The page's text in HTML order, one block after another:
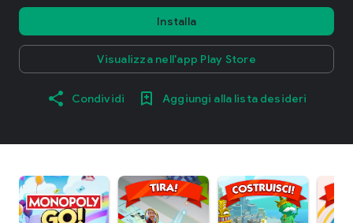
Installa
Visualizza nell'app Play Store
Condividi Aggiungi alla lista desideri